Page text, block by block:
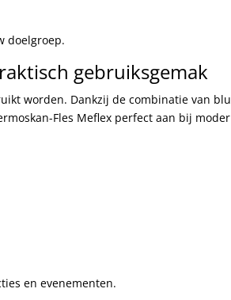
doelgroep.
gebruiksgemak
worden. Dankzij de combinatie van
Fles Meflex perfect aan bij
en evenementen.